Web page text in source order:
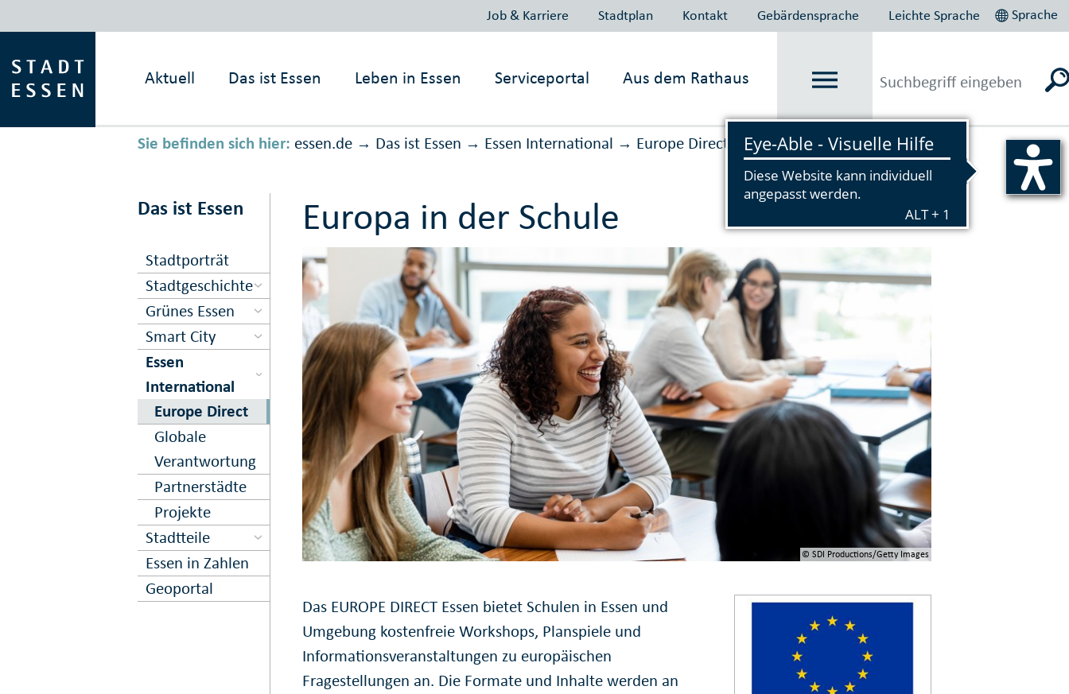
Job & Karriere Stadtplan Kontakt Gebärdensprache Leichte Sprache Sprache
Aktuell Das ist Essen Leben in Essen Serviceportal Aus dem Rathaus
Sie befinden sich hier: essen.de → Das ist Essen → Essen International → Europe Direct Vorlesen
Das ist Essen
Stadtporträt
Stadtgeschichte
Grünes Essen
Smart City
Essen
International
Europe Direct
Globale
Verantwortung
Partnerstädte
Projekte
Stadtteile
Essen in Zahlen
Geoportal
Europa in der Schule
© SDI Productions/Getty Images
Das EUROPE DIRECT Essen bietet Schulen in Essen und
Umgebung kostenfreie Workshops, Planspiele und
Informationsveranstaltungen zu europäischen
Fragestellungen an. Die Formate und Inhalte werden an